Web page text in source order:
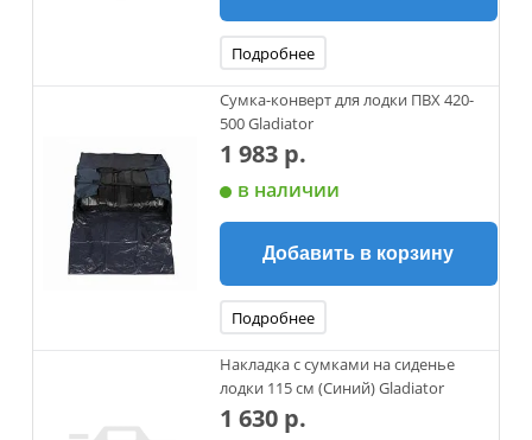
Подробнее
Сумка-конверт для лодки ПВХ 420-
500 Gladiator
1 983 р.
в наличии
Добавить в корзину
Подробнее
Накладка с сумками на сиденье
лодки 115 см (Синий) Gladiator
1 630 р.